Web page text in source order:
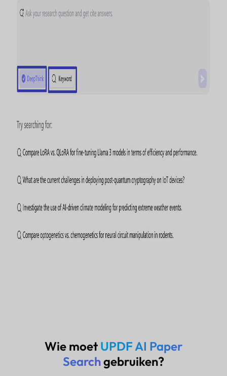
Wie moet UPDF AI Paper
Searchgebruiken?